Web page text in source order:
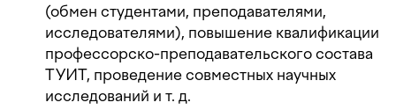
(обмен студентами, преподавателями,
исследователями), повышение квалификации
профессорско-преподавательского состава
ТУИТ, проведение совместных научных
исследований и т. д.